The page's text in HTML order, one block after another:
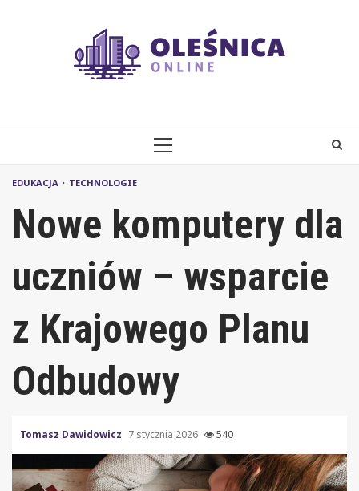
PRIMARY
EDUKACJA TECHNOLOGIE
Nowe komputery dla
uczniów – wsparcie
z Krajowego Planu
Odbudowy
Tomasz Dawidowicz 7 stycznia 2026 540